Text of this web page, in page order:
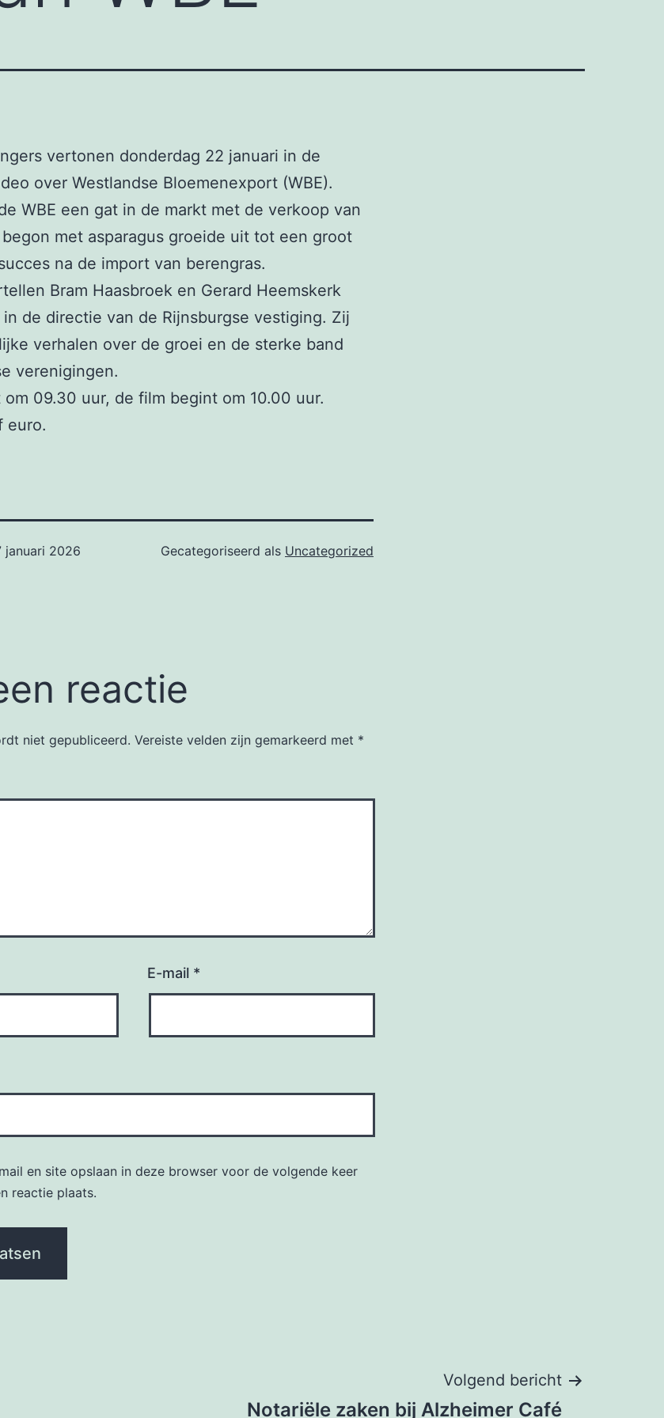
vertonen donderdag 22 januari in de
over Westlandse Bloemenexport (WBE).
WBE een gat in de markt met de verkoop van
met asparagus groeide uit tot een groot
na de import van berengras.
Bram Haasbroek en Gerard Heemskerk
de directie van de Rijnsburgse vestiging. Zij
verhalen over de groei en de sterke band
verenigingen.
09.30 uur, de film begint om 10.00 uur.
euro.
januari 2026
Gecategoriseerd als Uncategorized
reactie
niet gepubliceerd. Vereiste velden zijn gemarkeerd met *
E-mail *
en site opslaan in deze browser voor de volgende keer
reactie plaats.
Volgend bericht
Notariële zaken bij Alzheimer Café